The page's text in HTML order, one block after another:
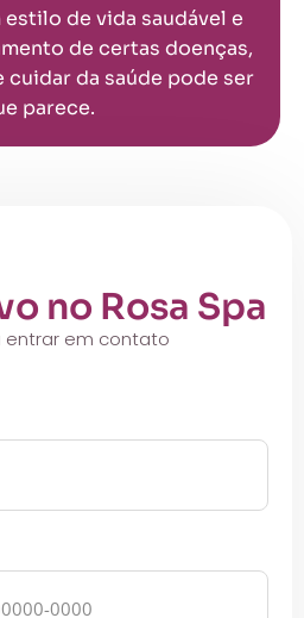
de vida saudável e
de certas doenças,
da saúde pode ser
parece.
no Rosa Spa
entrar em contato